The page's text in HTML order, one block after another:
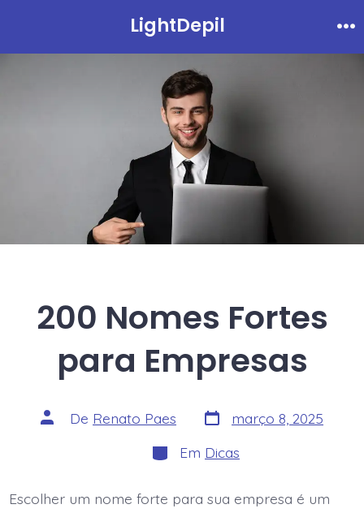
LightDepil
200 Nomes Fortes
para Empresas
Autor
do
De Renato Paes Data
do
março 8, 2025
Categorias
Em Dicas
Escolher um nome forte para sua empresa é um